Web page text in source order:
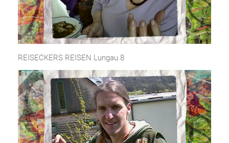
REISECKERS REISEN Lungau 8